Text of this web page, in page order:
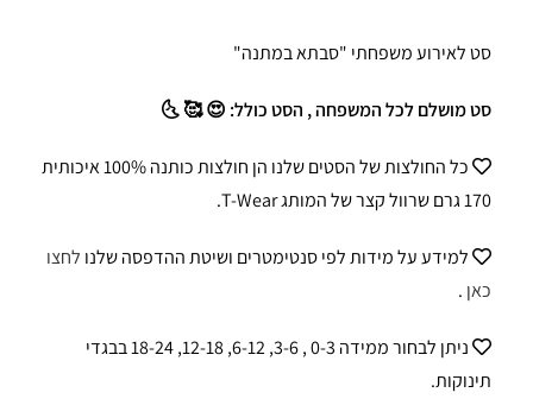
סט לאירוע משפחתי "סבתא במתנה"
סט מושלם לכל המשפחה , הסט כולל: 😍 🥰 🌜
כל החולצות של הסטים שלנו הן חולצות כותנה 100% איכותית
170 גרם שרוול קצר של המותג T-Wear.
למידע על מידות לפי סנטימטרים ושיטת ההדפסה שלנו לחצו
כאן .
ניתן לבחור ממידה 0-3 , 3-6, 6-12, 12-18, 18-24 בבגדי
תינוקות.